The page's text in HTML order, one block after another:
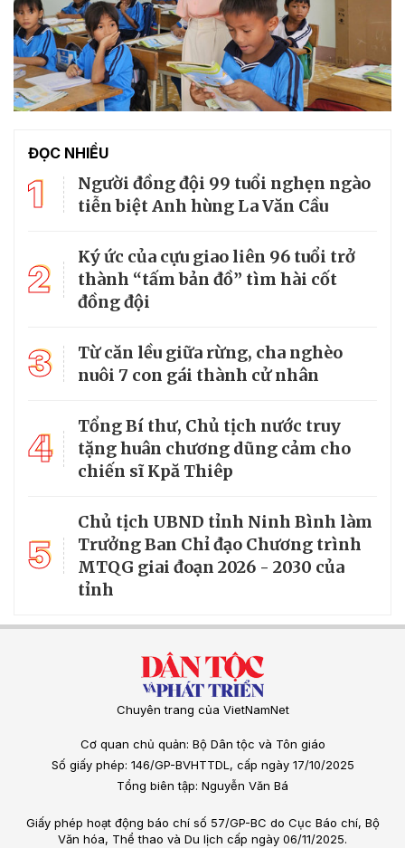
ĐỌC NHIỀU
1
Người đồng đội 99 tuổi nghẹn ngào
tiễn biệt Anh hùng La Văn Cầu
2
Ký ức của cựu giao liên 96 tuổi trở
thành “tấm bản đồ” tìm hài cốt
đồng đội
3
Từ căn lều giữa rừng, cha nghèo
nuôi 7 con gái thành cử nhân
4
Tổng Bí thư, Chủ tịch nước truy
tặng huân chương dũng cảm cho
chiến sĩ Kpă Thiêp
5
Chủ tịch UBND tỉnh Ninh Bình làm
Trưởng Ban Chỉ đạo Chương trình
MTQG giai đoạn 2026 - 2030 của
tỉnh
Chuyên trang của VietNamNet
Cơ quan chủ quản: Bộ Dân tộc và Tôn giáo
Số giấy phép: 146/GP-BVHTTDL, cấp ngày 17/10/2025
Tổng biên tập: Nguyễn Văn Bá
Giấy phép hoạt động báo chí số 57/GP-BC do Cục Báo chí, Bộ
Văn hóa, Thể thao và Du lịch cấp ngày 06/11/2025.